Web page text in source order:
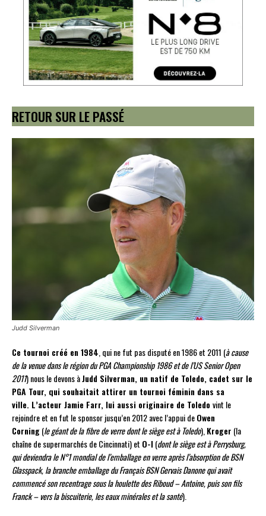
RETOUR SUR LE PASSÉ
Judd Silverman
Ce tournoi créé en 1984, qui ne fut pas disputé en 1986 et 2011 (à cause
de la venue dans le région du PGA Championship 1986 et de l’US Senior Open
2011) nous le devons àJudd Silverman, un natif de Toledo, cadet sur le
PGA Tour, qui souhaitait attirer un tournoi féminin dans sa
ville. L’acteur Jamie Farr, lui aussi originaire de Toledovint le
rejoindre et en fut le sponsor jusqu’en 2012 avec l’appui deOwen
Corning(le géant de la fibre de verre dont le siège est à Toledo),Kroger (la
chaîne de supermarchés de Cincinnati) et O-I(dont le siège est à Perrysburg,
qui deviendra le N°1 mondial de l’emballage en verre après l’absorption de BSN
Glasspack, la branche emballage du Français BSN Gervais Danone qui avait
commencé son recentrage sous la houlette des Riboud – Antoine, puis son fils
Franck – vers la biscuiterie, les eaux minérales et la santé).